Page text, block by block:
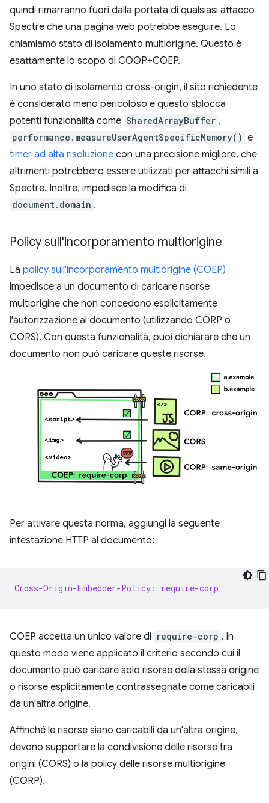
quindi rimarranno fuori dalla portata di qualsiasi attacco
Spectre che una pagina web potrebbe eseguire. Lo
chiamiamo stato di isolamento multiorigine. Questo è
esattamente lo scopo di COOP+COEP.
In uno stato di isolamento cross-origin, il sito richiedente
è considerato meno pericoloso e questo sblocca
potenti funzionalità come SharedArrayBuffer ,
performance.measureUserAgentSpecificMemory() e
timer ad alta risoluzione con una precisione migliore, che
altrimenti potrebbero essere utilizzati per attacchi simili a
Spectre. Inoltre, impedisce la modifica di
document.domain .
Policy sull'incorporamento multiorigine
La policy sull'incorporamento multiorigine (COEP)
impedisce a un documento di caricare risorse
multiorigine che non concedono esplicitamente
l'autorizzazione al documento (utilizzando CORP o
CORS). Con questa funzionalità, puoi dichiarare che un
documento non può caricare queste risorse.
Per attivare questa norma, aggiungi la seguente
intestazione HTTP al documento:
Cross-Origin-Embedder-Policy: require-corp
COEP accetta un unico valore di require-corp . In
questo modo viene applicato il criterio secondo cui il
documento può caricare solo risorse della stessa origine
o risorse esplicitamente contrassegnate come caricabili
da un'altra origine.
Affinché le risorse siano caricabili da un'altra origine,
devono supportare la condivisione delle risorse tra
origini (CORS) o la policy delle risorse multiorigine
(CORP).